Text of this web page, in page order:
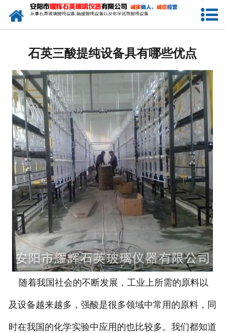
网站首页
产品中心
生产设备
工程业绩
发货展示
联系我们
石英三酸提纯设备具有哪些优点
随着我国社会的不断发展，工业上所需的原料以
及设备越来越多，强酸是很多领域中常用的原料，同
时在我国的化学实验中应用的也比较多。我们都知道